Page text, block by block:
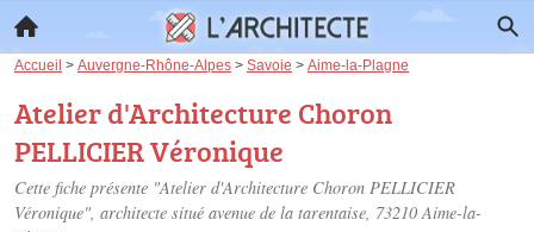
Accueil > Auvergne-Rhône-Alpes > Savoie > Aime-la-Plagne
Atelier d'Architecture Choron
PELLICIER Véronique
Cette fiche présente "Atelier d'Architecture Choron PELLICIER
Véronique", architecte situé avenue de la tarentaise, 73210 Aime-la-